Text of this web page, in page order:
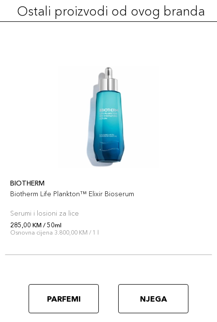
Ostali proizvodi od ovog branda
BIOTHERM
Biotherm Life Plankton™ Elixir Bioserum
Serumi i losioni za lice
285,00 KM / 50ml
Osnovna cijena 3.800,00 KM / 1 l
PARFEMI NJEGA